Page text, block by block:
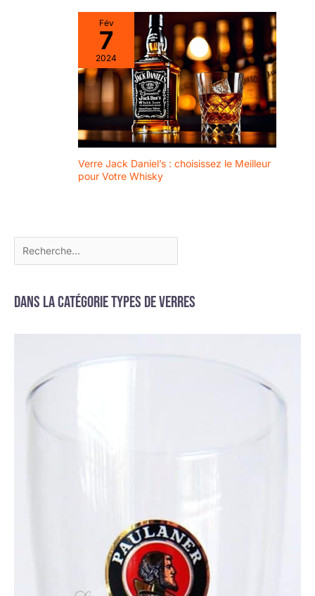
Fév
7
2024
Verre Jack Daniel’s : choisissez le Meilleur
pour Votre Whisky
Dans la catégorie Types de verres